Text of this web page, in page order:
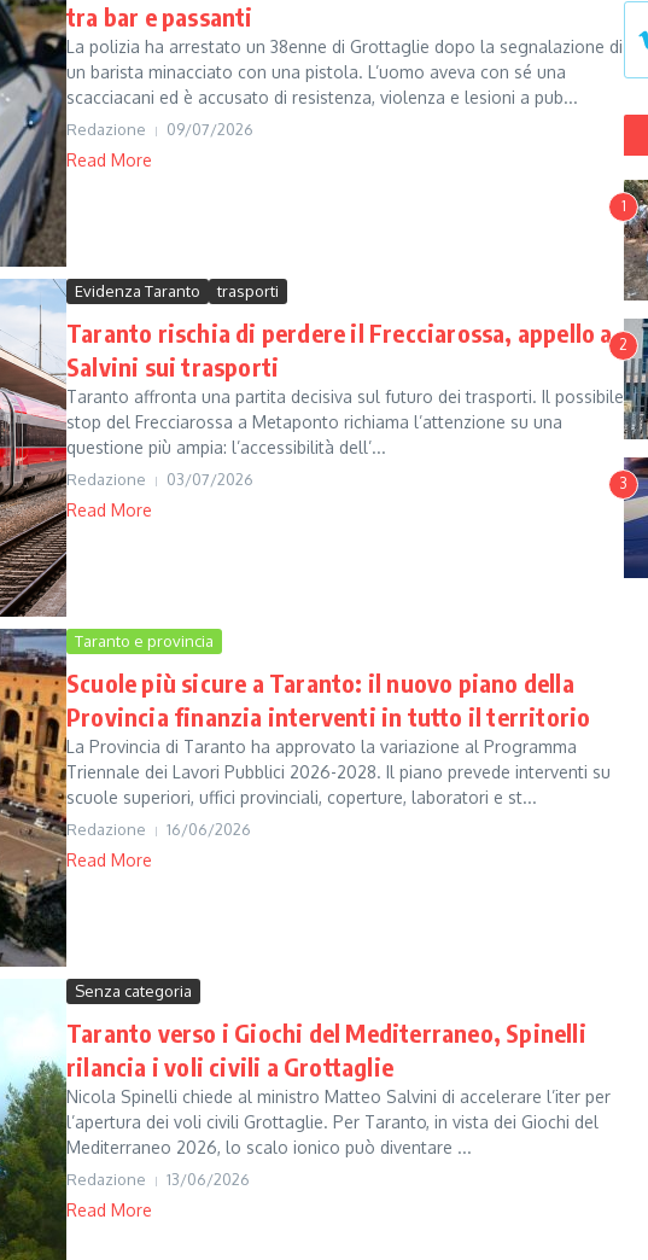
tra bar e passanti
La polizia ha arrestato un 38enne di Grottaglie dopo la segnalazione di
un barista minacciato con una pistola. L’uomo aveva con sé una
scacciacani ed è accusato di resistenza, violenza e lesioni a pub...
Redazione 09/07/2026
Read More
Evidenza Taranto trasporti
Taranto rischia di perdere il Frecciarossa, appello a
Salvini sui trasporti
Taranto affronta una partita decisiva sul futuro dei trasporti. Il possibile
stop del Frecciarossa a Metaponto richiama l’attenzione su una
questione più ampia: l’accessibilità dell’...
Redazione 03/07/2026
Read More
Taranto e provincia
Scuole più sicure a Taranto: il nuovo piano della
Provincia finanzia interventi in tutto il territorio
La Provincia di Taranto ha approvato la variazione al Programma
Triennale dei Lavori Pubblici 2026-2028. Il piano prevede interventi su
scuole superiori, uffici provinciali, coperture, laboratori e st...
Redazione 16/06/2026
Read More
Senza categoria
Taranto verso i Giochi del Mediterraneo, Spinelli
rilancia i voli civili a Grottaglie
Nicola Spinelli chiede al ministro Matteo Salvini di accelerare l’iter per
l’apertura dei voli civili Grottaglie. Per Taranto, in vista dei Giochi del
Mediterraneo 2026, lo scalo ionico può diventare ...
Redazione 13/06/2026
Read More
1
2
3